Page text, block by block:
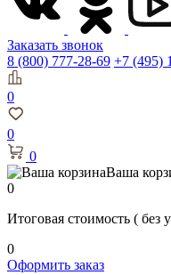
Заказать звонок
8 (800) 777-28-69 +7 (495)
0
0
0
Ваша
0
Итоговая стоимость ( без
0
Оформить заказ